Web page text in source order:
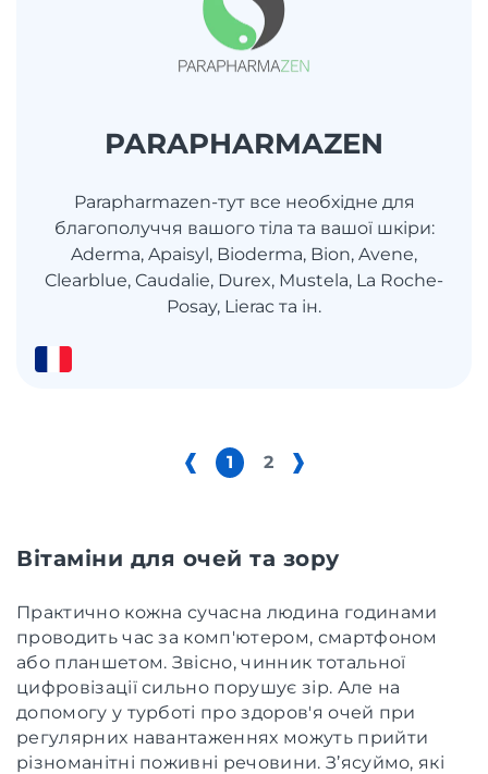
PARAPHARMAZEN
Parapharmazen-тут все необхідне для
благополуччя вашого тіла та вашої шкіри:
Aderma, Apaisyl, Bioderma, Bion, Avene,
Clearblue, Caudalie, Durex, Mustela, La Roche-
Posay, Lierac та ін.
1 2
Вітаміни для очей та зору
Практично кожна сучасна людина годинами
проводить час за комп'ютером, смартфоном
або планшетом. Звісно, чинник тотальної
цифровізації сильно порушує зір. Але на
допомогу у турботі про здоров'я очей при
регулярних навантаженнях можуть прийти
різноманітні поживні речовини. З’ясуймо, які